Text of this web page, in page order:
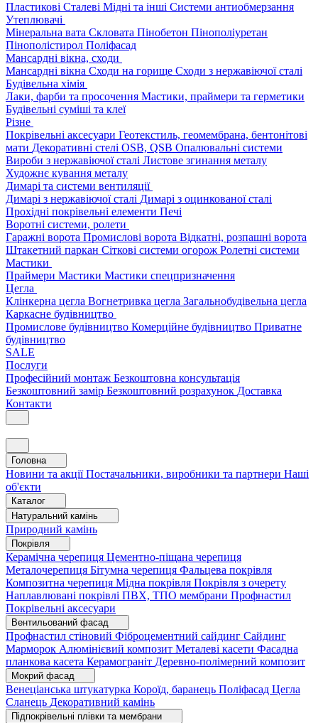
Пластикові Сталеві Мідні та інші Системи антиобмерзання
Утеплювачі
Мінеральна вата Скловата Пінобетон Пінополіуретан
Пінополістирол Поліфасад
Мансардні вікна, сходи
Мансардні вікна Сходи на горище Сходи з нержавіючої сталі
Будівельна хімія
Лаки, фарби та просочення Мастики, праймери та герметики
Будівельні суміші та клеї
Різне
Покрівельні аксесуари Геотекстиль, геомембрана, бентонітові
мати Декоративні стелі OSB, QSB Опалювальні системи
Вироби з нержавіючої сталі Листове згинання металу
Художнє кування металу
Димарі та системи вентиляції
Димарі з нержавіючої сталі Димарі з оцинкованої сталі
Прохідні покрівельні елементи Печі
Воротні системи, ролети
Гаражні ворота Промислові ворота Відкатні, розпашні ворота
Штакетний паркан Сіткові системи огорож Ролетні системи
Мастики
Праймери Мастики Мастики спецпризначення
Цегла
Клінкерна цегла Вогнетривка цегла Загальнобудівельна цегла
Каркасне будівництво
Промислове будівництво Комерційне будівництво Приватне
будівництво
SALE
Послуги
Професійний монтаж Безкоштовна консультація
Безкоштовний замір Безкоштовний розрахунок Доставка
Контакти
Головна
Новини та акціїПостачальники, виробники та партнери Наші
об'єкти
Каталог
Натуральний камінь
Природний камінь
Покрівля
Керамічна черепиця Цементно-піщана черепиця
Металочерепиця Бітумна черепиця Фальцева покрівля
Композитна черепиця Мідна покрівля Покрівля з очерету
Наплавлювані покрівлі ПВХ, ТПО мембрани Профнастил
Покрівельні аксесуари
Вентильований фасад
Профнастил стіновий Фіброцементний сайдинг Сайдинг
Марморок Алюмінієвий композит Металеві касети Фасадна
планкова касета Керамограніт Деревно-полімерний композит
Мокрий фасад
Венеціанська штукатурка Короїд, баранець Поліфасад Цегла
Сланець Декоративний камінь
Підпокрівельні плівки та мембрани